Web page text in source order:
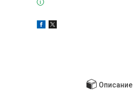
Описание